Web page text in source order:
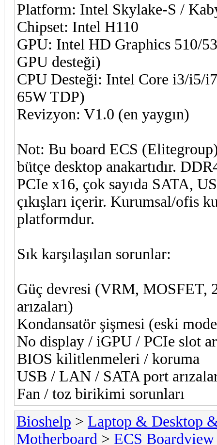
Platform: Intel Skylake-S /
Chipset: Intel H110
GPU: Intel HD Graphics 510/
GPU desteği)
CPU Desteği: Intel Core i3/i5/
65W TDP)
Revizyon: V1.0 (en yaygın)
Not: Bu board ECS
bütçe desktop anakartıdır.
PCIe x16, çok sayıda SATA,
çıkışları içerir. Kurumsal/ofis
platformdur.
Sık karşılaşılan sorunlar:
Güç devresi (VRM, MOSFET,
arızaları)
Kondansatör şişmesi (eski
No display / iGPU / PCIe slot
BIOS kilitlenmeleri / koruma
USB / LAN / SATA port
Fan / toz birikimi sorunları
Bioshelp > Laptop & Desktop
Motherboard > ECS Boardview